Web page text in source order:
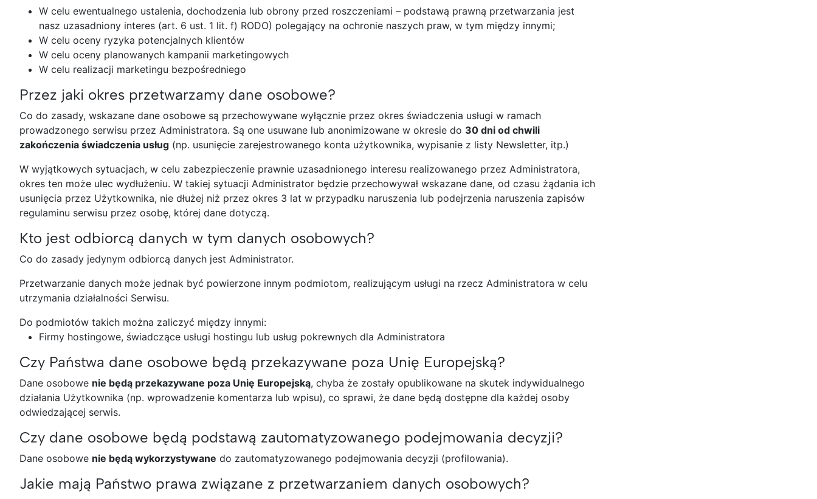
W celu ewentualnego ustalenia, dochodzenia lub obrony przed roszczeniami – podstawą prawną przetwarzania jest
nasz uzasadniony interes (art. 6 ust. 1 lit. f) RODO) polegający na ochronie naszych praw, w tym między innymi;
W celu oceny ryzyka potencjalnych klientów
W celu oceny planowanych kampanii marketingowych
W celu realizacji marketingu bezpośredniego
Przez jaki okres przetwarzamy dane osobowe?
Co do zasady, wskazane dane osobowe są przechowywane wyłącznie przez okres świadczenia usługi w ramach
prowadzonego serwisu przez Administratora. Są one usuwane lub anonimizowane w okresie do 30 dni od chwili
zakończenia świadczenia usług (np. usunięcie zarejestrowanego konta użytkownika, wypisanie z listy Newsletter, itp.)
W wyjątkowych sytuacjach, w celu zabezpieczenie prawnie uzasadnionego interesu realizowanego przez Administratora,
okres ten może ulec wydłużeniu. W takiej sytuacji Administrator będzie przechowywał wskazane dane, od czasu żądania ich
usunięcia przez Użytkownika, nie dłużej niż przez okres 3 lat w przypadku naruszenia lub podejrzenia naruszenia zapisów
regulaminu serwisu przez osobę, której dane dotyczą.
Kto jest odbiorcą danych w tym danych osobowych?
Co do zasady jedynym odbiorcą danych jest Administrator.
Przetwarzanie danych może jednak być powierzone innym podmiotom, realizującym usługi na rzecz Administratora w celu
utrzymania działalności Serwisu.
Do podmiotów takich można zaliczyć między innymi:
Firmy hostingowe, świadczące usługi hostingu lub usług pokrewnych dla Administratora
Czy Państwa dane osobowe będą przekazywane poza Unię Europejską?
Dane osobowe nie będą przekazywane poza Unię Europejską, chyba że zostały opublikowane na skutek indywidualnego
działania Użytkownika (np. wprowadzenie komentarza lub wpisu), co sprawi, że dane będą dostępne dla każdej osoby
odwiedzającej serwis.
Czy dane osobowe będą podstawą zautomatyzowanego podejmowania decyzji?
Dane osobowe nie będą wykorzystywane do zautomatyzowanego podejmowania decyzji (profilowania).
Jakie mają Państwo prawa związane z przetwarzaniem danych osobowych?